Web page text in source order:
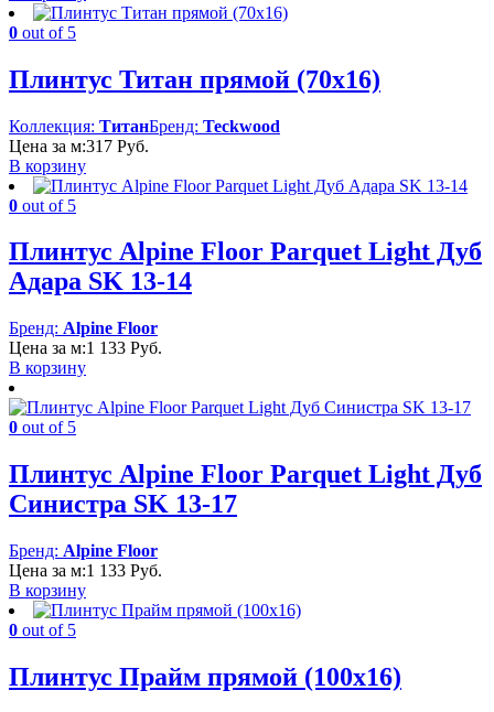
0 out of 5
Плинтус Титан прямой (70х16)
Коллекция: ТитанБренд: Teckwood
Цена за м:317 Руб.
В корзину
0 out of 5
Плинтус Alpine Floor Parquet Light Дуб
Адара SK 13-14
Бренд: Alpine Floor
Цена за м:1 133 Руб.
В корзину
0 out of 5
Плинтус Alpine Floor Parquet Light Дуб
Синистра SK 13-17
Бренд: Alpine Floor
Цена за м:1 133 Руб.
В корзину
0 out of 5
Плинтус Прайм прямой (100х16)